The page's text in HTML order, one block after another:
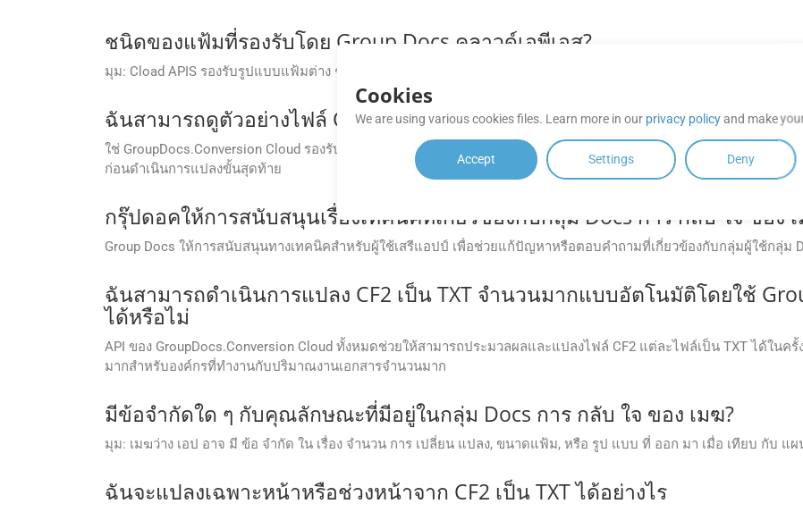
ชนิดของแฟ้มที่รองรับโดย Group Docs คลาวด์เอพีเอส?
มุม: Cload APIS รองรับรูปแบบแฟ้มต่าง ๆ หลากหลายรูปแบบ รวมทั้งคํา, เอกเซล, PDF และอื่น ๆ เรียกดูเอกสารเอกสารสํา
ฉันสามารถดูตัวอย่างไฟล์ CF2 ก่อนที่จะแปลงเป็น TXT โดยใช้ API ได้หรือไม่
ใช่ GroupDocs.Conversion Cloud รองรับฟีเจอร์ดูตัวอย่างเอกสารก่อนการแปลง ซึ่งช่วยให้แน่ใจถึงความถูกต้องของเค้าโ
ก่อนดำเนินการแปลงขั้นสุดท้าย
กรุ๊ปดอคให้การสนับสนุนเรื่องเทคนิคที่เกี่ยวข้องกับกลุ่ม Docs การ กลับ ใจ ของ เ
Group Docs ให้การสนับสนุนทางเทคนิคสําหรับผู้ใช้เสรีแอปป์ เพื่อช่วยแก้ปัญหาหรือตอบคําถามที่เกี่ยวข้องกับกลุ่มผู้ใช้กลุ่ม
ฉันสามารถดำเนินการแปลง CF2 เป็น TXT จำนวนมากแบบอัตโนมัติโดยใช้
ได้หรือไม่
API ของ GroupDocs.Conversion Cloud ทั้งหมดช่วยให้สามารถประมวลผลและแปลงไฟล์ CF2 แต่ละไฟล์เป็น TXT ได้ใน
มากสำหรับองค์กรที่ทำงานกับปริมาณงานเอกสารจำนวนมาก
มีข้อจํากัดใด ๆ กับคุณลักษณะที่มีอยู่ในกลุ่ม Docs การ กลับ ใจ ของ เมฆ?
มุม: เมฆว่าง เอป อาจ มี ข้อ จํากัด ใน เรื่อง จํานวน การ เปลี่ยน แปลง, ขนาดแฟ้ม, หรือ รูป แบบ ที่ ออก มา เมื่อ เทียบ กับ แ
ฉันจะแปลงเฉพาะหน้าหรือช่วงหน้าจาก CF2 เป็น TXT ได้อย่างไร
Cookies
We are using various cookies files. Learn more in our privacy policyand make
Accept Settings Deny